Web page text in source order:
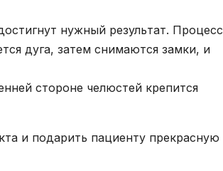
нужный результат. Процесс
дуга, затем снимаются замки, и
стороне челюстей крепится
и подарить пациенту прекрасную